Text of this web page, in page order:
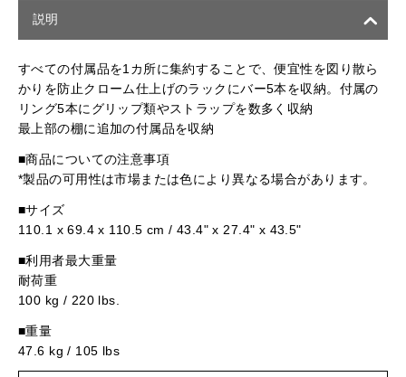
説明
すべての付属品を1カ所に集約することで、便宜性を図り散ら
かりを防止クローム仕上げのラックにバー5本を収納。付属の
リング5本にグリップ類やストラップを数多く収納
最上部の棚に追加の付属品を収納
■商品についての注意事項
*製品の可用性は市場または色により異なる場合があります。
■サイズ
110.1 x 69.4 x 110.5 cm / 43.4" x 27.4" x 43.5"
■利用者最大重量
耐荷重
100 kg / 220 lbs.
■重量
47.6 kg / 105 lbs